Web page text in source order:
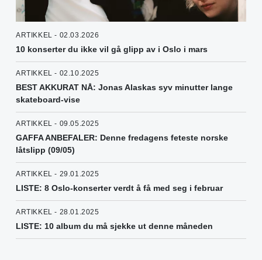
ARTIKKEL - 02.03.2026
10 konserter du ikke vil gå glipp av i Oslo i mars
ARTIKKEL - 02.10.2025
BEST AKKURAT NÅ: Jonas Alaskas syv minutter lange
skateboard-vise
ARTIKKEL - 09.05.2025
GAFFA ANBEFALER: Denne fredagens feteste norske
låtslipp (09/05)
ARTIKKEL - 29.01.2025
LISTE: 8 Oslo-konserter verdt å få med seg i februar
ARTIKKEL - 28.01.2025
LISTE: 10 album du må sjekke ut denne måneden